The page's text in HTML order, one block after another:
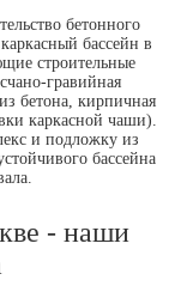
бетонного
бассейн в
строительные
гравийная
бетона, кирпичная
каркасной чаши).
и подложку из
бассейна
- наши